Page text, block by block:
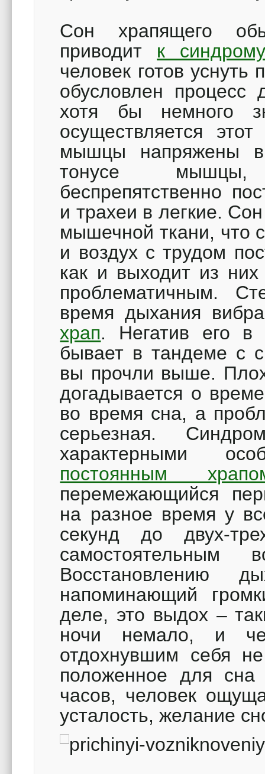
Сон храпящего
приводит к
человек готов
обусловлен процесс
хотя бы немного
осуществляется
мышцы напряжены
тонусе мышцы,
беспрепятственно
и трахеи в легкие.
мышечной ткани, что
и воздух с трудом
как и выходит из
проблематичным.
время дыхания
храп. Негатив его
бывает в тандеме с
вы прочли выше.
догадывается о
во время сна, а
серьезная.
характерными
постоянным
перемежающийся
на разное время у
секунд до двух-
самостоятельным
Восстановлению
напоминающий
деле, это выдох –
ночи немало, и
отдохнувшим себя
положенное для
часов, человек
усталость, желание